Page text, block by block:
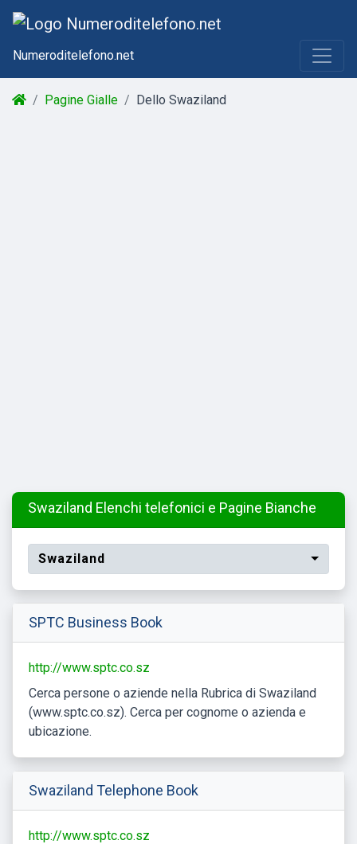
Numeroditelefono.net
Pagine Gialle Dello Swaziland
Swaziland Elenchi telefonici e Pagine Bianche
Swaziland
SPTC Business Book
http://www.sptc.co.sz
Cerca persone o aziende nella Rubrica di Swaziland
(www.sptc.co.sz). Cerca per cognome o azienda e
ubicazione.
Swaziland Telephone Book
http://www.sptc.co.sz